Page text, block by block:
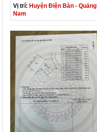
Vị trí: Huyện Điện Bàn - Quảng
Nam